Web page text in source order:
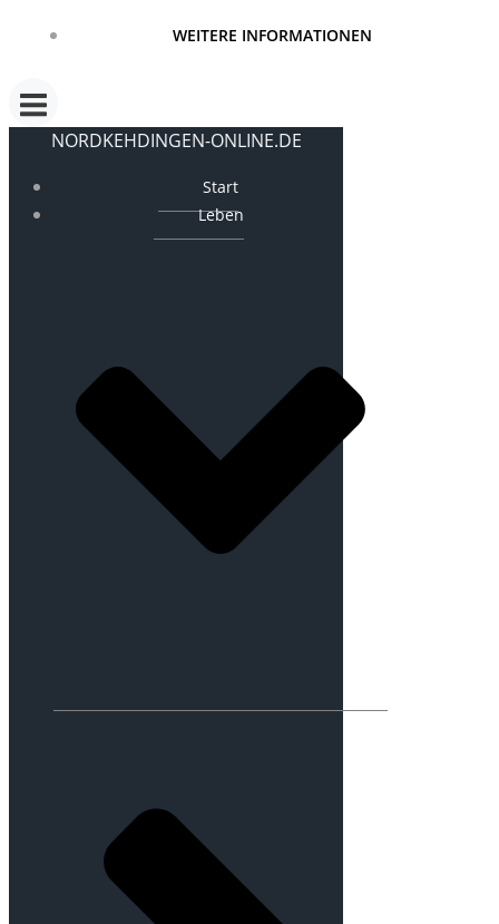
WEITERE INFORMATIONEN
NORDKEHDINGEN-ONLINE.DE
Start
Leben